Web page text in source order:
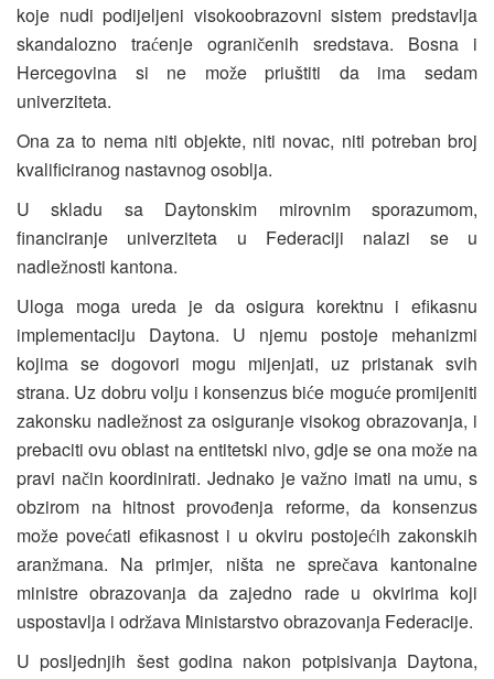
koje nudi podijeljeni visokoobrazovni sistem predstavlja
skandalozno traćenje ograničenih sredstava. Bosna i
Hercegovina si ne može priuštiti da ima sedam
univerziteta.
Ona za to nema niti objekte, niti novac, niti potreban broj
kvalificiranog nastavnog osoblja.
U skladu sa Daytonskim mirovnim sporazumom,
financiranje univerziteta u Federaciji nalazi se u
nadležnosti kantona.
Uloga moga ureda je da osigura korektnu i efikasnu
implementaciju Daytona. U njemu postoje mehanizmi
kojima se dogovori mogu mijenjati, uz pristanak svih
strana. Uz dobru volju i konsenzus biće moguće promijeniti
zakonsku nadležnost za osiguranje visokog obrazovanja, i
prebaciti ovu oblast na entitetski nivo, gdje se ona može na
pravi način koordinirati. Jednako je važno imati na umu, s
obzirom na hitnost provođenja reforme, da konsenzus
može povećati efikasnost i u okviru postojećih zakonskih
aranžmana. Na primjer, ništa ne sprečava kantonalne
ministre obrazovanja da zajedno rade u okvirima koji
uspostavlja i održava Ministarstvo obrazovanja Federacije.
U posljednjih šest godina nakon potpisivanja Daytona,